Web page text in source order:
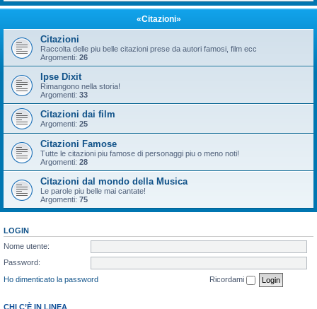
«Citazioni»
Citazioni
Raccolta delle piu belle citazioni prese da autori famosi, film ecc
Argomenti: 26
Ipse Dixit
Rimangono nella storia!
Argomenti: 33
Citazioni dai film
Argomenti: 25
Citazioni Famose
Tutte le citazioni piu famose di personaggi piu o meno noti!
Argomenti: 28
Citazioni dal mondo della Musica
Le parole piu belle mai cantate!
Argomenti: 75
LOGIN
Nome utente:
Password:
Ho dimenticato la password
Ricordami
CHI C’È IN LINEA